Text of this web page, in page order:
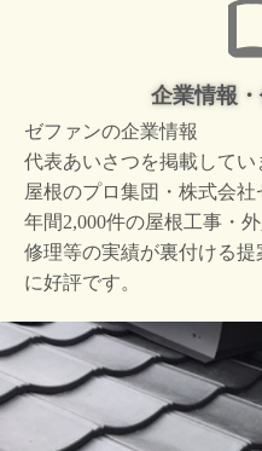
企業情報
ゼファンの企業情報
代表あいさつを掲載してい
屋根のプロ集団・株式会社
年間2,000件の屋根工事・
修理等の実績が裏付ける
に好評です。